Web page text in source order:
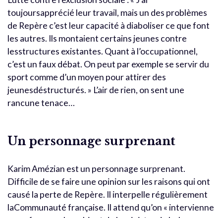
toujoursapprécié leur travail, mais un des problèmes
de Repère c’est leur capacité à diaboliser ce que font
les autres. Ils montaient certains jeunes contre
lesstructures existantes. Quant à l’occupationnel,
c’est un faux débat. On peut par exemple se servir du
sport comme d’un moyen pour attirer des
jeunesdéstructurés. » L’air de rien, on sent une
rancune tenace…
Un personnage surprenant
Karim Amézian est un personnage surprenant.
Difficile de se faire une opinion sur les raisons qui ont
causé la perte de Repère. Il interpelle régulièrement
laCommunauté française. Il attend qu’on « intervienne